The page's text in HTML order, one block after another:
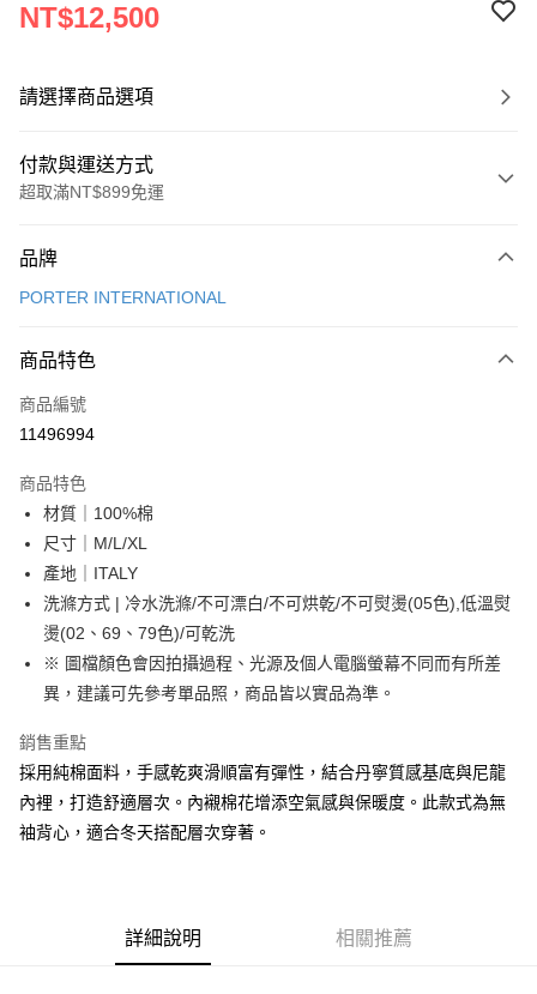
NT$12,500
請選擇商品選項
付款與運送方式
超取滿NT$899免運
信用卡一次付款
6 期 0 利率 每期
合作金庫商業銀行
上海商業儲蓄銀行
臺灣中小企業銀行
匯豐（台灣）商業銀行
聯邦商業銀行
元大商業銀行
玉山商業銀行
星展（台灣）商業銀行
台灣樂天信用卡公司
LINE Pay
Apple Pay
街口支付
悠遊付
Google Pay
全盈+PAY
大哥付你分期
相關說明
1.本服務由台灣大哥大提供，台灣大哥大用戶可立即使用無須另外申請。
2.付款方式選擇「大哥付你分期」，訂單成立後會自動跳轉到大哥付的交易
成交易。
3.實際核准額度、可分期數及費用金額請依後續交易確認頁面所載為準。
1.分期款項不併入電信帳單，「大哥付你分期」於每月結算日後寄送繳費提
AFTEE先享後付
相關說明
【關於「AFTEE先享後付」】
便利好安心！
【「AFTEE先享後付」結帳流程】
１．於結帳方式選擇「AFTEE先享後付」後，將跳轉至「AFTEE先享後付」
ATM付款
每筆NT$70，滿NT$899(含以上)免運費
品牌
PORTER INTERNATIONAL
商品特色
商品編號
11496994
商品特色
材質｜100%棉
尺寸｜M/L/XL
產地｜ITALY
洗滌方式 | 冷水洗滌/不可漂白/不可烘乾/不可熨燙(05色),低溫熨
燙(02、69、79色)/可乾洗
※ 圖檔顏色會因拍攝過程、光源及個人電腦螢幕不同而有所差
異，建議可先參考單品照，商品皆以實品為準。
銷售重點
採用純棉面料，手感乾爽滑順富有彈性，結合丹寧質感基底與尼龍
內裡，打造舒適層次。內襯棉花增添空氣感與保暖度。此款式為無
袖背心，適合冬天搭配層次穿著。
詳細說明 相關推薦